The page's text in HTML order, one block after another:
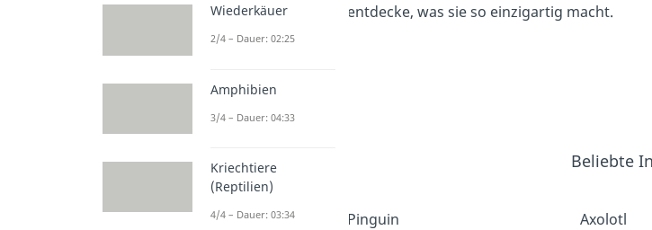
entdecke, was sie so einzigartig macht.
Beliebte
Pinguin Axolotl
Wiederkäuer
2/4 – Dauer: 02:25
Amphibien
3/4 – Dauer: 04:33
Kriechtiere
(Reptilien)
4/4 – Dauer: 03:34